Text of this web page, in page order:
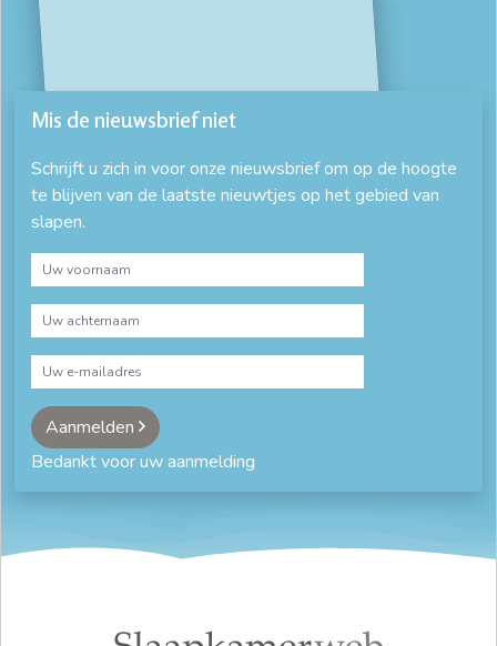
Mis de nieuwsbrief niet
Schrijft u zich in voor onze nieuwsbrief om op de hoogte
te blijven van de laatste nieuwtjes op het gebied van
slapen.
Aanmelden
Bedankt voor uw aanmelding